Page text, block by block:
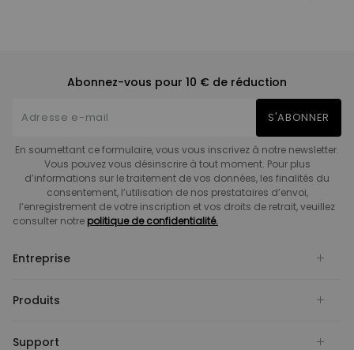
Abonnez-vous pour 10 € de réduction
S'ABONNER
En soumettant ce formulaire, vous vous inscrivez à notre newsletter.
Vous pouvez vous désinscrire à tout moment. Pour plus
d’informations sur le traitement de vos données, les finalités du
consentement, l’utilisation de nos prestataires d’envoi,
l’enregistrement de votre inscription et vos droits de retrait, veuillez
consulter notre politique de confidentialité.
Entreprise
Produits
Support